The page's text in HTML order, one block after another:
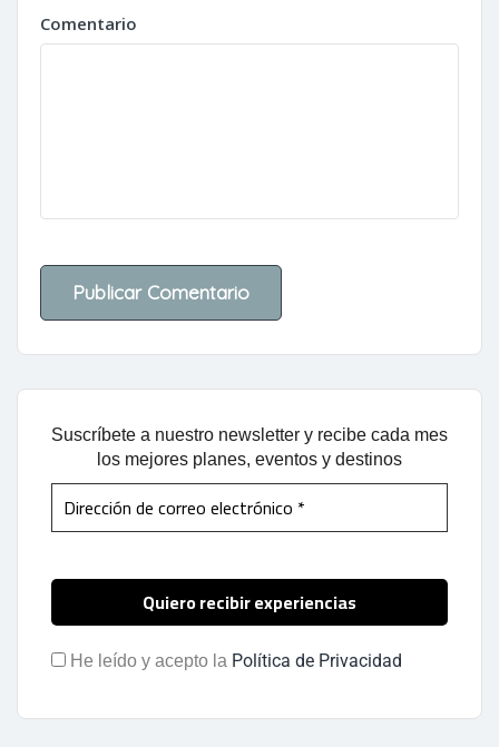
Comentario
Suscríbete a nuestro newsletter y recibe cada mes
los mejores planes, eventos y destinos
He leído y acepto la Política de Privacidad